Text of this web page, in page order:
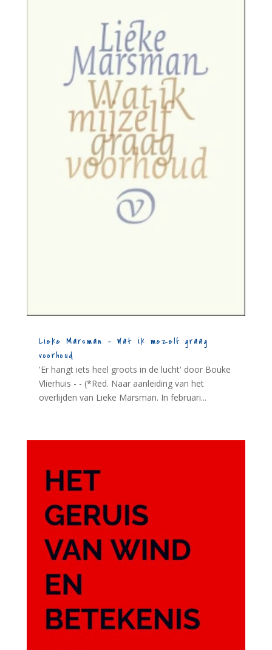
Lieke Marsman – Wat ik mezelf graag
voorhoud
'Er hangt iets heel groots in de lucht' door Bouke
Vlierhuis - - (*Red. Naar aanleiding van het
overlijden van Lieke Marsman. In februari...